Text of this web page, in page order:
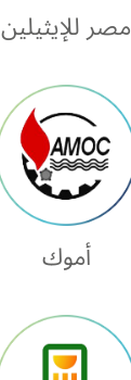
مصر للإيثيلين
أموك